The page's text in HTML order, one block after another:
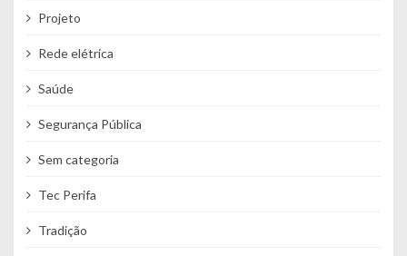
Projeto
Rede elétrica
Saúde
Segurança Pública
Sem categoria
Tec Perifa
Tradição